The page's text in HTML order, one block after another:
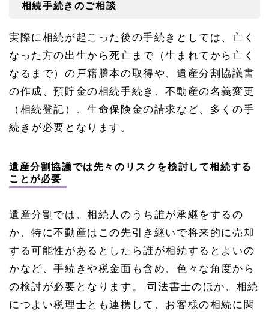
相続手続きのご相談
実際に相続が起こった後の手続きとしては、亡く
なった方の出生から死亡まで（生まれてから亡く
なるまで）の戸籍謄本の取得や、遺産分割協議書
の作成、預貯金の相続手続き、不動産の名義変更
（相続登記）、生命保険金の請求など、多くの手
続きが必要となります。
遺産分割協議では先々のリスクを検討して相続する
ことが必要
遺産分割では、相続人のうち誰が承継をするの
か、特に不動産はこの先引き継いで将来的に売却
する可能性があるとしたら誰が相続するとよいの
かなど、手続きや税金面も含め、色々な角度から
の検討が必要となります。 司法書士のほか、相続
につよい税理士とも連携して、お客様の相続に関